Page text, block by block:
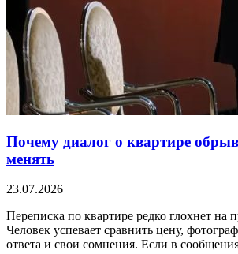
Почему диалог о квартире
менять
23.07.2026
Переписка по квартире редко глохнет на
Человек успевает сравнить цену,
ответа и свои сомнения. Если в